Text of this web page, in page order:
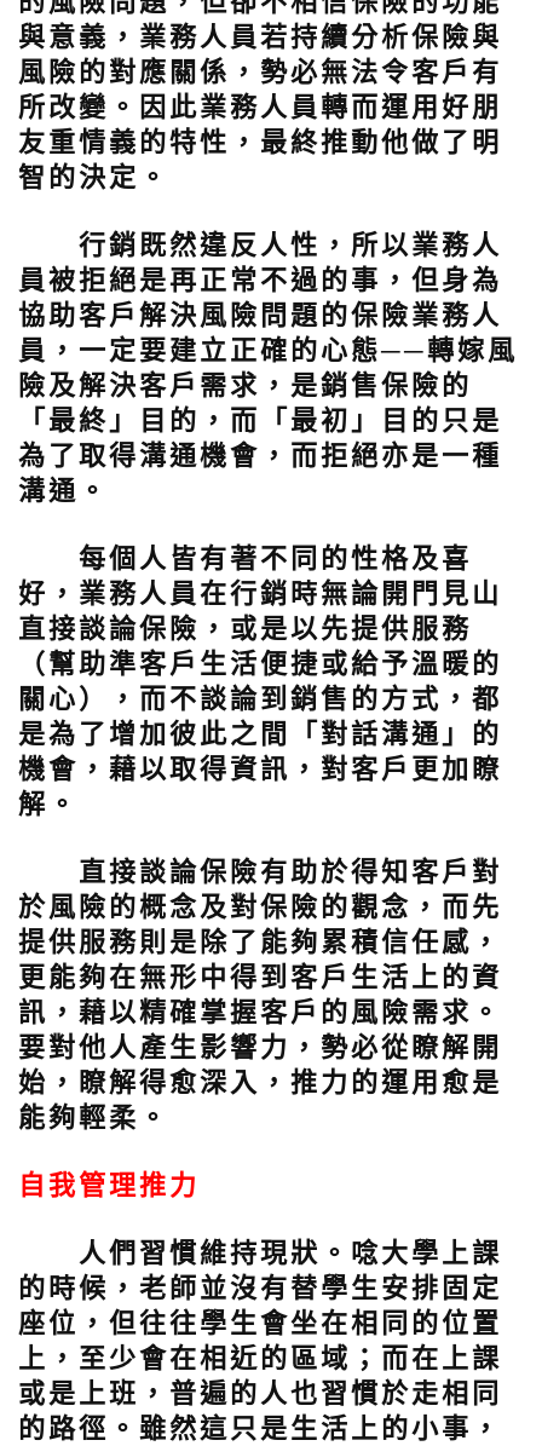
與意義，業務人員若持續分析保險與
風險的對應關係，勢必無法令客戶有
所改變。因此業務人員轉而運用好朋
友重情義的特性，最終推動他做了明
智的決定。
行銷既然違反人性，所以業務人
員被拒絕是再正常不過的事，但身為
協助客戶解決風險問題的保險業務人
員，一定要建立正確的心態──轉嫁風
險及解決客戶需求，是銷售保險的
「最終」目的，而「最初」目的只是
為了取得溝通機會，而拒絕亦是一種
溝通。
每個人皆有著不同的性格及喜
好，業務人員在行銷時無論開門見山
直接談論保險，或是以先提供服務
（幫助準客戶生活便捷或給予溫暖的
關心），而不談論到銷售的方式，都
是為了增加彼此之間「對話溝通」的
機會，藉以取得資訊，對客戶更加瞭
解。
直接談論保險有助於得知客戶對
於風險的概念及對保險的觀念，而先
提供服務則是除了能夠累積信任感，
更能夠在無形中得到客戶生活上的資
訊，藉以精確掌握客戶的風險需求。
要對他人產生影響力，勢必從瞭解開
始，瞭解得愈深入，推力的運用愈是
能夠輕柔。
自我管理推力
人們習慣維持現狀。唸大學上課
的時候，老師並沒有替學生安排固定
座位，但往往學生會坐在相同的位置
上，至少會在相近的區域；而在上課
或是上班，普遍的人也習慣於走相同
的路徑。雖然這只是生活上的小事，